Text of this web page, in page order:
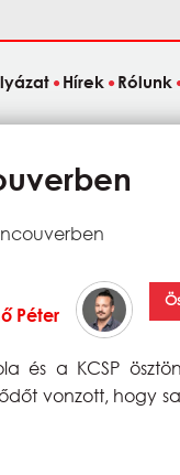
Hírek Rólunk
Péter
és a KCSP
vonzott, hogy